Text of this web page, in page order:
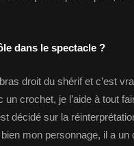
dans le spectacle ?
droit du shérif et c’est
un crochet, je l’aide à tout
décidé sur la
bien mon personnage, il a